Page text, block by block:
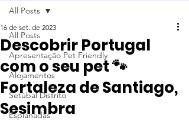
All Posts
Apresentação Pet Friendly
Alojamentos
Setúbal Distrito
Esplanadas
All Posts
Descobrir Portugal
com o seu pet 🐾
Fortaleza de Santiago,
Sesimbra
16 de set. de 2023